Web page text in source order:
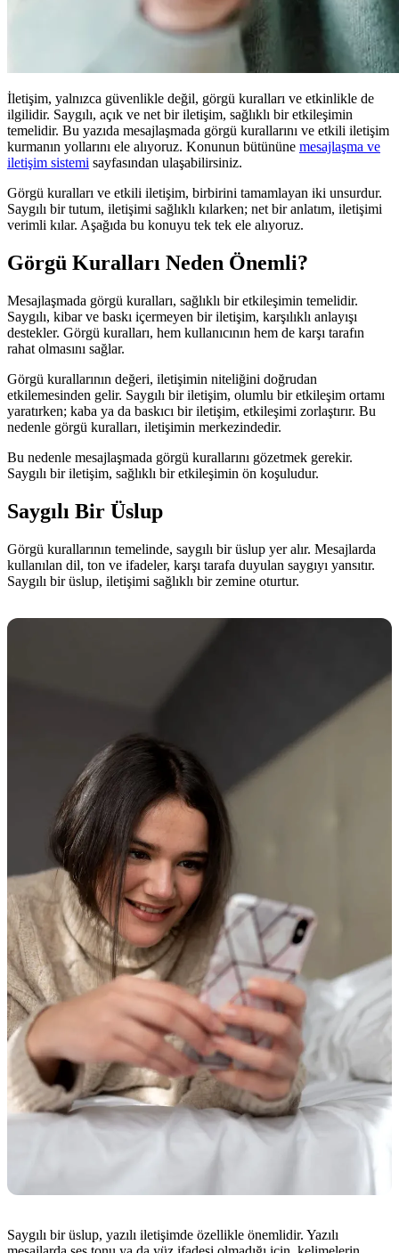
İletişim, yalnızca güvenlikle değil, görgü kuralları ve etkinlikle de
ilgilidir. Saygılı, açık ve net bir iletişim, sağlıklı bir etkileşimin
temelidir. Bu yazıda mesajlaşmada görgü kurallarını ve etkili iletişim
kurmanın yollarını ele alıyoruz. Konunun bütününe mesajlaşma ve
iletişim sistemi sayfasından ulaşabilirsiniz.
Görgü kuralları ve etkili iletişim, birbirini tamamlayan iki unsurdur.
Saygılı bir tutum, iletişimi sağlıklı kılarken; net bir anlatım, iletişimi
verimli kılar. Aşağıda bu konuyu tek tek ele alıyoruz.
Görgü Kuralları Neden Önemli?
Mesajlaşmada görgü kuralları, sağlıklı bir etkileşimin temelidir.
Saygılı, kibar ve baskı içermeyen bir iletişim, karşılıklı anlayışı
destekler. Görgü kuralları, hem kullanıcının hem de karşı tarafın
rahat olmasını sağlar.
Görgü kurallarının değeri, iletişimin niteliğini doğrudan
etkilemesinden gelir. Saygılı bir iletişim, olumlu bir etkileşim ortamı
yaratırken; kaba ya da baskıcı bir iletişim, etkileşimi zorlaştırır. Bu
nedenle görgü kuralları, iletişimin merkezindedir.
Bu nedenle mesajlaşmada görgü kurallarını gözetmek gerekir.
Saygılı bir iletişim, sağlıklı bir etkileşimin ön koşuludur.
Saygılı Bir Üslup
Görgü kurallarının temelinde, saygılı bir üslup yer alır. Mesajlarda
kullanılan dil, ton ve ifadeler, karşı tarafa duyulan saygıyı yansıtır.
Saygılı bir üslup, iletişimi sağlıklı bir zemine oturtur.
Saygılı bir üslup, yazılı iletişimde özellikle önemlidir. Yazılı